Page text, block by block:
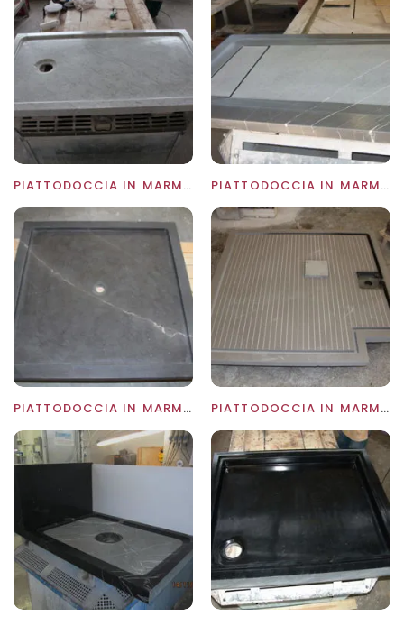
PIATTODOCCIA IN MARMO CARRARA CD PIATTODOCCIA IN MARMO GRAFFITE
PIATTODOCCIA IN MARMO GRAFFITE PIATTODOCCIA IN MARMO GRIGIO THALA